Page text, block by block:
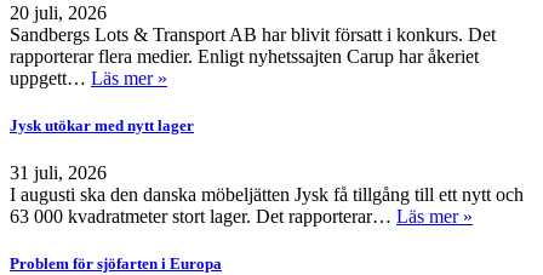
20 juli, 2026
Sandbergs Lots & Transport AB har blivit försatt i konkurs. Det
rapporterar flera medier. Enligt nyhetssajten Carup har åkeriet
uppgett… Läs mer »
Jysk utökar med nytt lager
31 juli, 2026
I augusti ska den danska möbeljätten Jysk få tillgång till ett nytt och
63 000 kvadratmeter stort lager. Det rapporterar… Läs mer »
Problem för sjöfarten i Europa